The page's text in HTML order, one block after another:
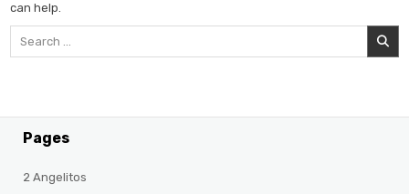
can help.
Pages
2 Angelitos